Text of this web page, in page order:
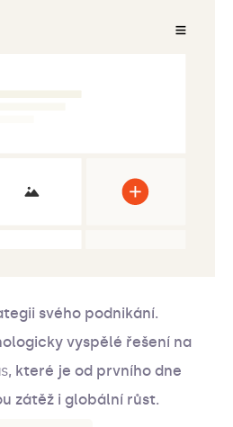
svého podnikání.
vyspělé řešení na
, které je od prvního dne
zátěž i globální růst.